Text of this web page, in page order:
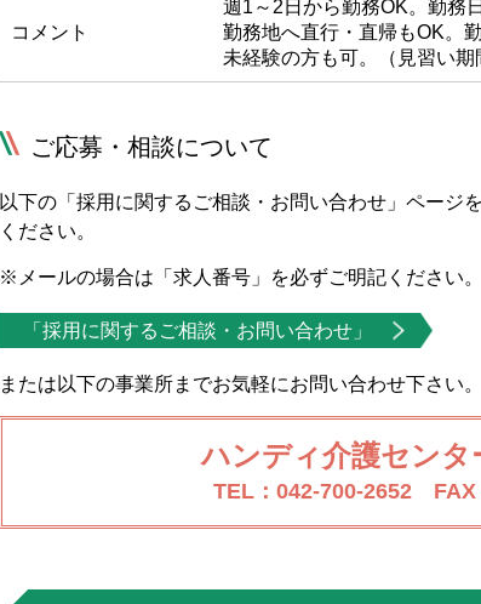
コメント
週1～2日から勤務OK。勤務
勤務地へ直行・直帰もOK。
未経験の方も可。（見習い期
ご応募・相談について
以下の「採用に関するご相談・お問い合わせ」ページ
ください。
※メールの場合は「求人番号」を必ずご明記ください。
「採用に関するご相談・お問い合わせ」
または以下の事業所までお気軽にお問い合わせ下さい。
ハンディ介護センタ
TEL：042-700-2652 FAX